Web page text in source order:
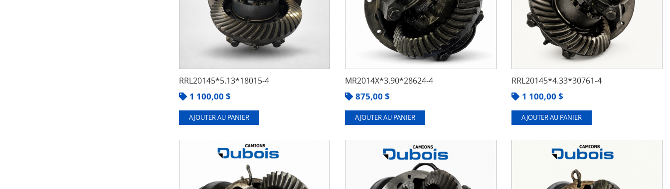
RRL20145*5.13*18015-4
1 100,00 $
AJOUTER AU PANIER
MR2014X*3.90*28624-4
875,00 $
AJOUTER AU PANIER
RRL20145*4.33*30761-4
1 100,00 $
AJOUTER AU PANIER